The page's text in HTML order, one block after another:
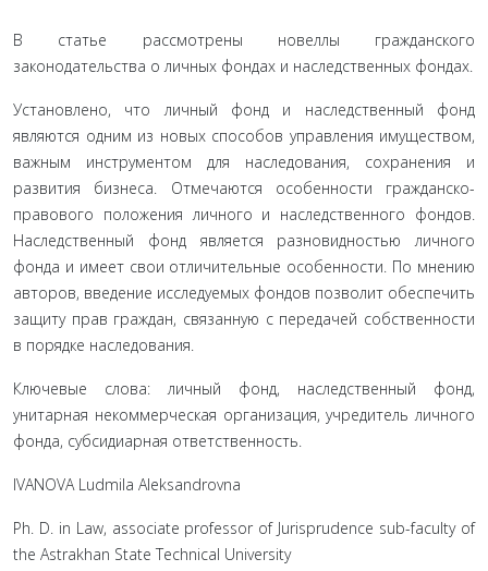
В статье рассмотрены новеллы гражданского
законодательства о личных фондах и наследственных фондах.
Установлено, что личный фонд и наследственный фонд
являются одним из новых способов управления имуществом,
важным инструментом для наследования, сохранения и
развития бизнеса. Отмечаются особенности гражданско-
правового положения личного и наследственного фондов.
Наследственный фонд является разновидностью личного
фонда и имеет свои отличительные особенности. По мнению
авторов, введение исследуемых фондов позволит обеспечить
защиту прав граждан, связанную с передачей собственности
в порядке наследования.
Ключевые слова: личный фонд, наследственный фонд,
унитарная некоммерческая организация, учредитель личного
фонда, субсидиарная ответственность.
IVANOVA Ludmila Aleksandrovna
Ph. D. in Law, associate professor of Jurisprudence sub-faculty of
the Astrakhan State Technical University